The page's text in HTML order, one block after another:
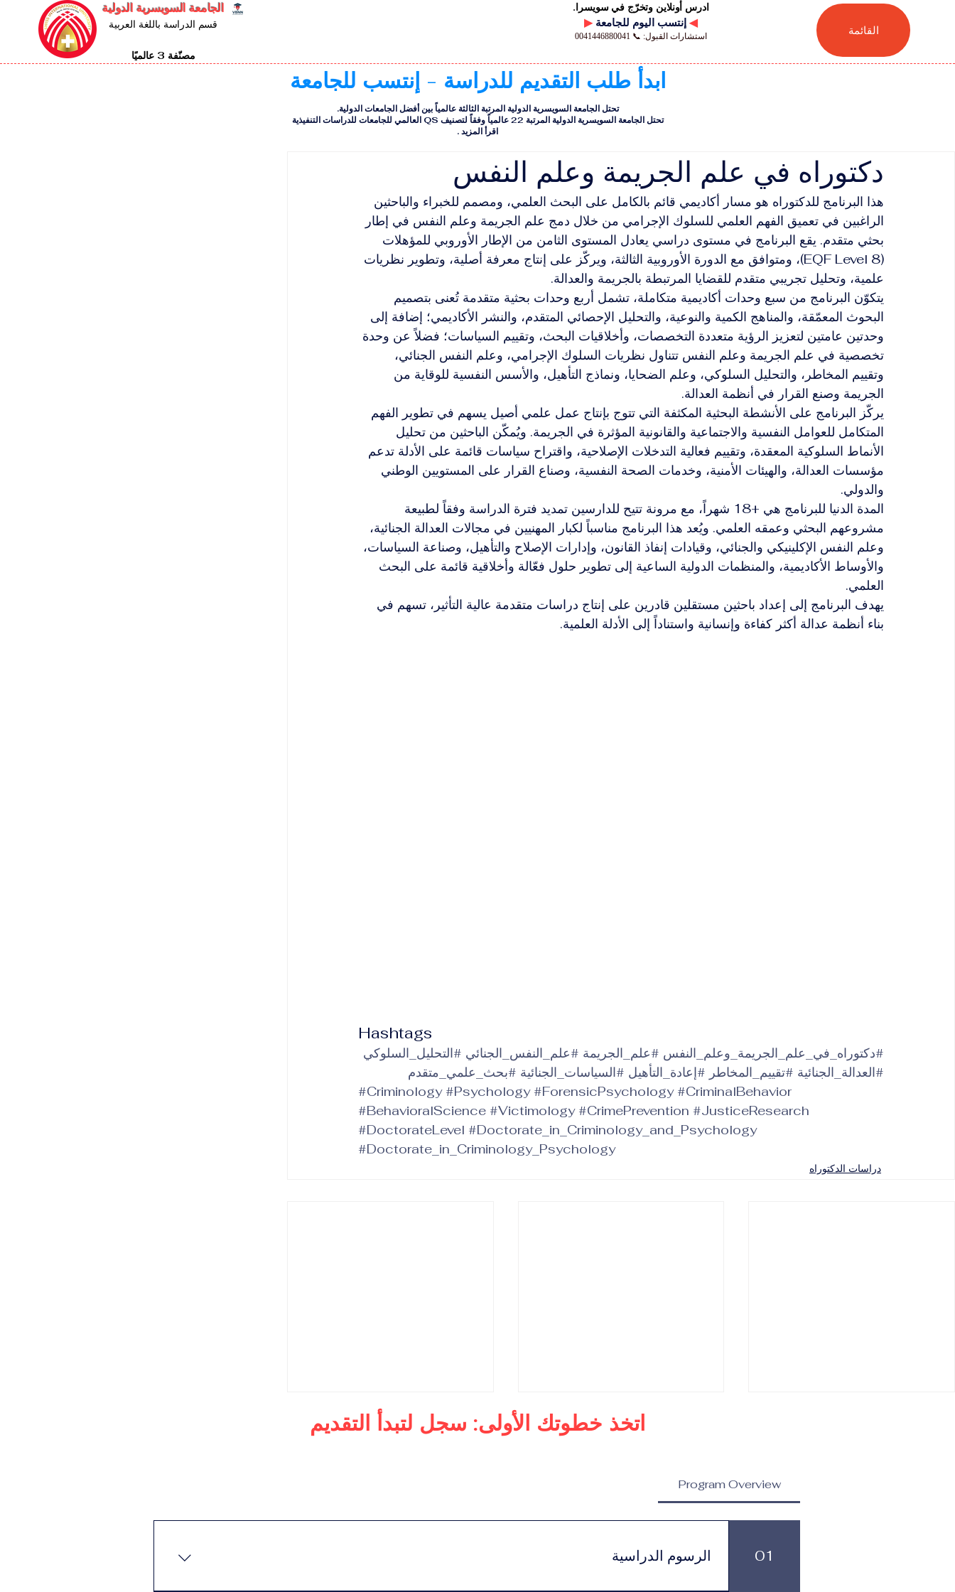
الجامعة السويسرية الدولية
قسم الدراسة باللغة العربية
مصنّفة 3 عالميًا
ادرس أونلاين وتخرّج في سويسرا.
▶ ◀
استشارات القبول: 📞 0041446880041 القائمة
ابدأ طلب التقديم للدراسة - إنتسب للجامعة
تحتل الجامعة السويسرية الدولية المرتبة الثالثة عالمياً بين أفضل الجامعات الدولية.
تحتل الجامعة السويسرية الدولية المرتبة 22 عالمياً وفقاً لتصنيف QS العالمي للجامعات للدراسات التنفيذية
اقرأ المزيد.
دكتوراه في علم الجريمة وعلم النفس
هذا البرنامج للدكتوراه هو مسار أكاديمي قائم بالكامل على البحث العلمي، ومصمم للخبراء والباحثين
الراغبين في تعميق الفهم العلمي للسلوك الإجرامي من خلال دمج علم الجريمة وعلم النفس في إطار
بحثي متقدم. يقع البرنامج في مستوى دراسي يعادل المستوى الثامن من الإطار الأوروبي للمؤهلات
(EQF Level 8)، ومتوافق مع الدورة الأوروبية الثالثة، ويركّز على إنتاج معرفة أصلية، وتطوير نظريات
علمية، وتحليل تجريبي متقدم للقضايا المرتبطة بالجريمة والعدالة.
يتكوّن البرنامج من سبع وحدات أكاديمية متكاملة، تشمل أربع وحدات بحثية متقدمة تُعنى بتصميم
البحوث المعمّقة، والمناهج الكمية والنوعية، والتحليل الإحصائي المتقدم، والنشر الأكاديمي؛ إضافة إلى
وحدتين عامتين لتعزيز الرؤية متعددة التخصصات، وأخلاقيات البحث، وتقييم السياسات؛ فضلاً عن وحدة
تخصصية في علم الجريمة وعلم النفس تتناول نظريات السلوك الإجرامي، وعلم النفس الجنائي،
وتقييم المخاطر، والتحليل السلوكي، وعلم الضحايا، ونماذج التأهيل، والأسس النفسية للوقاية من
الجريمة وصنع القرار في أنظمة العدالة.
يركّز البرنامج على الأنشطة البحثية المكثفة التي تتوج بإنتاج عمل علمي أصيل يسهم في تطوير الفهم
المتكامل للعوامل النفسية والاجتماعية والقانونية المؤثرة في الجريمة. ويُمكّن الباحثين من تحليل
الأنماط السلوكية المعقدة، وتقييم فعالية التدخلات الإصلاحية، واقتراح سياسات قائمة على الأدلة تدعم
مؤسسات العدالة، والهيئات الأمنية، وخدمات الصحة النفسية، وصناع القرار على المستويين الوطني
والدولي.
المدة الدنيا للبرنامج هي +18 شهراً، مع مرونة تتيح للدارسين تمديد فترة الدراسة وفقاً لطبيعة
مشروعهم البحثي وعمقه العلمي. ويُعد هذا البرنامج مناسباً لكبار المهنيين في مجالات العدالة الجنائية،
وعلم النفس الإكلينيكي والجنائي، وقيادات إنفاذ القانون، وإدارات الإصلاح والتأهيل، وصناعة السياسات،
والأوساط الأكاديمية، والمنظمات الدولية الساعية إلى تطوير حلول فعّالة وأخلاقية قائمة على البحث
العلمي.
يهدف البرنامج إلى إعداد باحثين مستقلين قادرين على إنتاج دراسات متقدمة عالية التأثير، تسهم في
بناء أنظمة عدالة أكثر كفاءة وإنسانية واستناداً إلى الأدلة العلمية.
Hashtags
#دكتوراه_في_علم_الجريمة_وعلم_النفس #علم_الجريمة #علم_النفس_الجنائي #التحليل_السلوكي
#العدالة_الجنائية #تقييم_المخاطر #إعادة_التأهيل #السياسات_الجنائية #بحث_علمي_متقدم
#Criminology #Psychology #ForensicPsychology #CriminalBehavior
#BehavioralScience #Victimology #CrimePrevention #JusticeResearch
#DoctorateLevel #Doctorate_in_Criminology_and_Psychology
#Doctorate_in_Criminology_Psychology
دراسات الدكتوراه
واستراتيجيات الرفاهية العالمية
اتخذ خطوتك الأولى: سجل لتبدأ التقديم
Program Overview
01 الرسوم الدراسية